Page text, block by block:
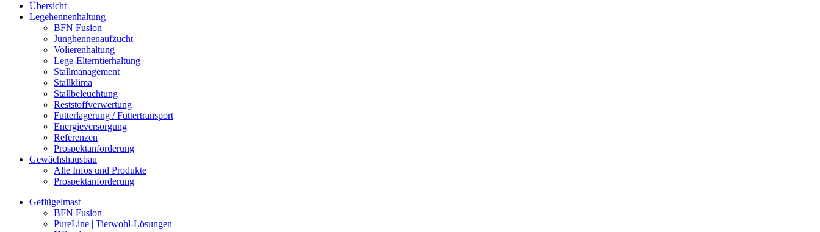
Übersicht
Legehennenhaltung
BFN Fusion
Junghennenaufzucht
Volierenhaltung
Lege-Elterntierhaltung
Stallmanagement
Stallklima
Stallbeleuchtung
Reststoffverwertung
Futterlagerung / Futtertransport
Energieversorgung
Referenzen
Prospektanforderung
Gewächshausbau
Alle Infos und Produkte
Prospektanforderung
Geflügelmast
BFN Fusion
PureLine | Tierwohl-Lösungen